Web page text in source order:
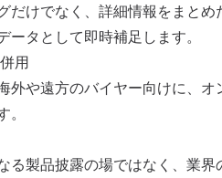
だけでなく、詳細情報をまとめ
ータとして即時補足します。
用
外や遠方のバイヤー向けに、 オ
る製品披露の場ではなく、業